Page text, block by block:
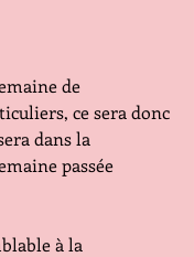
de
ce sera donc
dans la
passée
à la